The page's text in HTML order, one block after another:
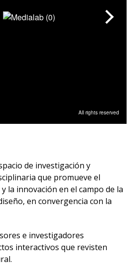
de investigación y
que promueve el
la innovación en el campo de la
en convergencia con la
e investigadores
interactivos que revisten